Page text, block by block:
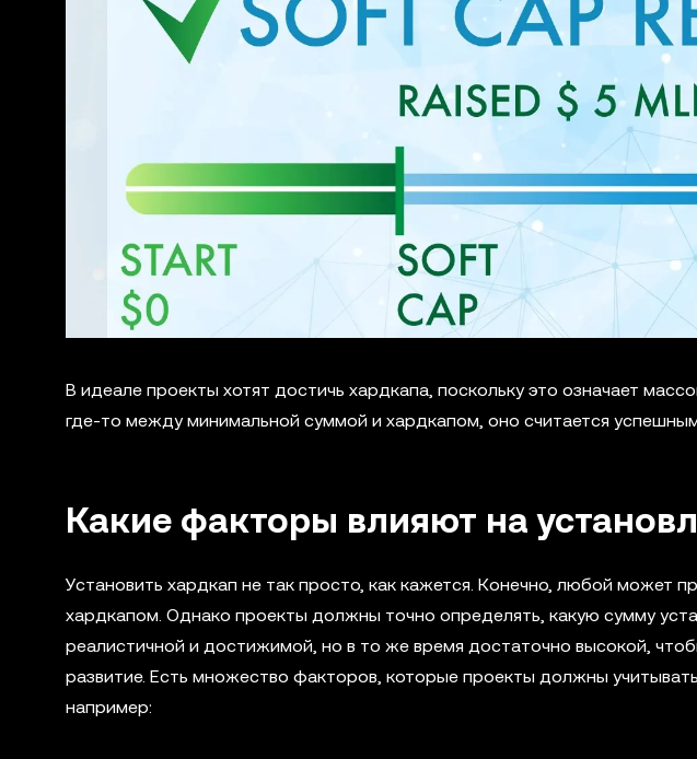
В идеале проекты хотят достичь хардкапа, поскольку это означает
где-то между минимальной суммой и хардкапом, оно считается
Какие факторы влияют на
Установить хардкап не так просто, как кажется. Конечно, любой может
хардкапом. Однако проекты должны точно определять, какую сумму
реалистичной и достижимой, но в то же время достаточно высокой,
развитие. Есть множество факторов, которые проекты должны
например: